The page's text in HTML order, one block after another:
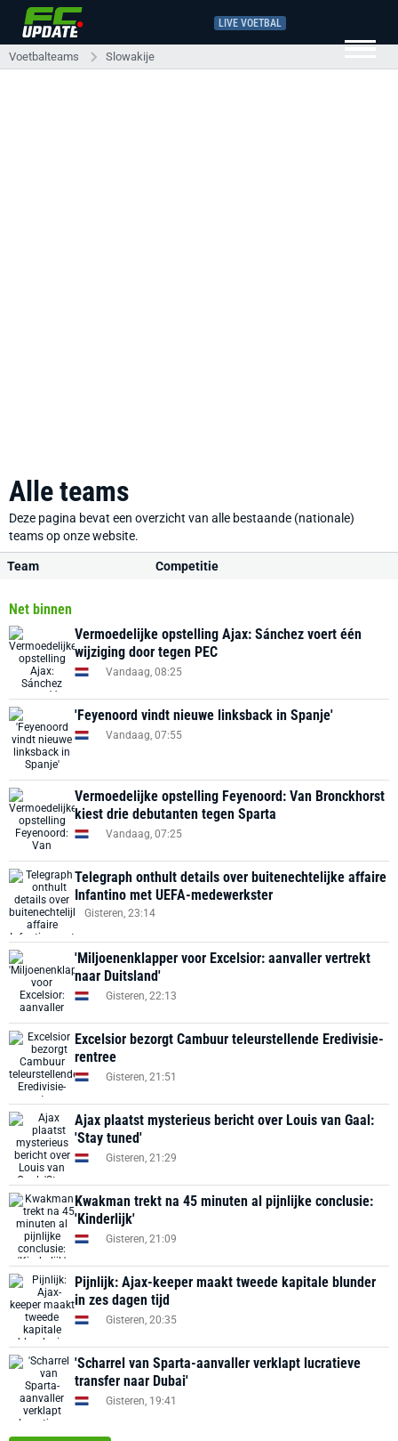
LIVE VOETBAL
Voetbalteams Slowakije
Alle teams
Deze pagina bevat een overzicht van alle bestaande (nationale)
teams op onze website.
Team Competitie
Net binnen
Vermoedelijke opstelling Ajax: Sánchez voert één
wijziging door tegen PEC
Vandaag, 08:25
'Feyenoord vindt nieuwe linksback in Spanje'
Vandaag, 07:55
Vermoedelijke opstelling Feyenoord: Van Bronckhorst
kiest drie debutanten tegen Sparta
Vandaag, 07:25
Telegraph onthult details over buitenechtelijke affaire
Infantino met UEFA-medewerkster
Gisteren, 23:14
'Miljoenenklapper voor Excelsior: aanvaller vertrekt
naar Duitsland'
Gisteren, 22:13
Excelsior bezorgt Cambuur teleurstellende Eredivisie-
rentree
Gisteren, 21:51
Ajax plaatst mysterieus bericht over Louis van Gaal:
'Stay tuned'
Gisteren, 21:29
Kwakman trekt na 45 minuten al pijnlijke conclusie:
'Kinderlijk'
Gisteren, 21:09
Pijnlijk: Ajax-keeper maakt tweede kapitale blunder
in zes dagen tijd
Gisteren, 20:35
'Scharrel van Sparta-aanvaller verklapt lucratieve
transfer naar Dubai'
Gisteren, 19:41